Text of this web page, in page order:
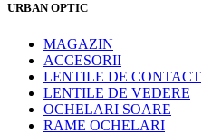
URBAN OPTIC
MAGAZIN
ACCESORII
LENTILE DE CONTACT
LENTILE DE VEDERE
OCHELARI SOARE
RAME OCHELARI